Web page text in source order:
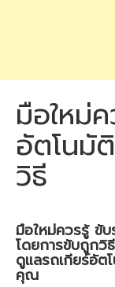
มือใหม่
อัตโนมั
วิธี
มือใหม่ควรรู้ ขั
โดยการขับถูกวิ
ดูแลรถเกียร์อัต
คุณ